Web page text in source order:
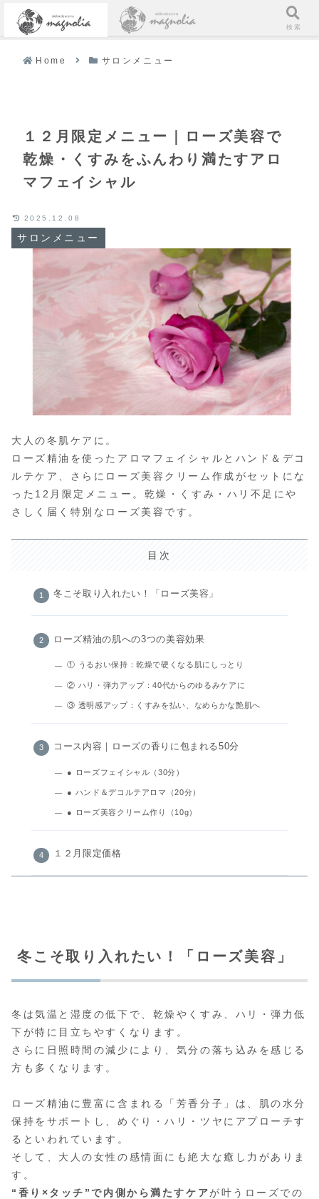
Home サロンメニュー
１２月限定メニュー｜ローズ美容で
乾燥・くすみをふんわり満たすアロ
マフェイシャル
サロンメニュー
2025.12.08
大人の冬肌ケアに。
ローズ精油を使ったアロマフェイシャルとハンド＆デコ
ルテケア、さらにローズ美容クリーム作成がセットにな
った12月限定メニュー。乾燥・くすみ・ハリ不足にや
さしく届く特別なローズ美容です。
目次
冬こそ取り入れたい！「ローズ美容」
ローズ精油の肌への3つの美容効果
① うるおい保持：乾燥で硬くなる肌にしっとり
② ハリ・弾力アップ：40代からのゆるみケアに
③ 透明感アップ：くすみを払い、なめらかな艶肌へ
コース内容｜ローズの香りに包まれる50分
● ローズフェイシャル（30分）
● ハンド＆デコルテアロマ（20分）
● ローズ美容クリーム作り（10g）
１２月限定価格
冬こそ取り入れたい！「ローズ美容」
冬は気温と湿度の低下で、乾燥やくすみ、ハリ・弾力低
下が特に目立ちやすくなります。
さらに日照時間の減少により、気分の落ち込みを感じる
方も多くなります。
ローズ精油に豊富に含まれる「芳香分子」は、肌の水分
保持をサポートし、めぐり・ハリ・ツヤにアプローチす
るといわれています。
そして、大人の女性の感情面にも絶大な癒し力がありま
す。
“香り×タッチ”で内側から満たすケアが叶うローズでの
メニュー 検索